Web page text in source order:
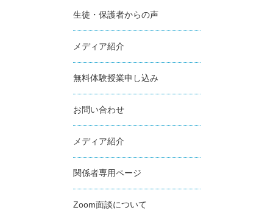
生徒・保護者からの声
メディア紹介
無料体験授業申し込み
お問い合わせ
メディア紹介
関係者専用ページ
Zoom面談について